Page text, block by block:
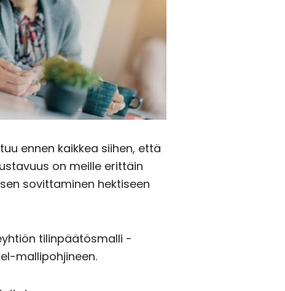
ennen kaikkea siihen, että
on meille erittäin
sovittaminen hektiseen
tilinpäätösmalli -
mallipohjineen.